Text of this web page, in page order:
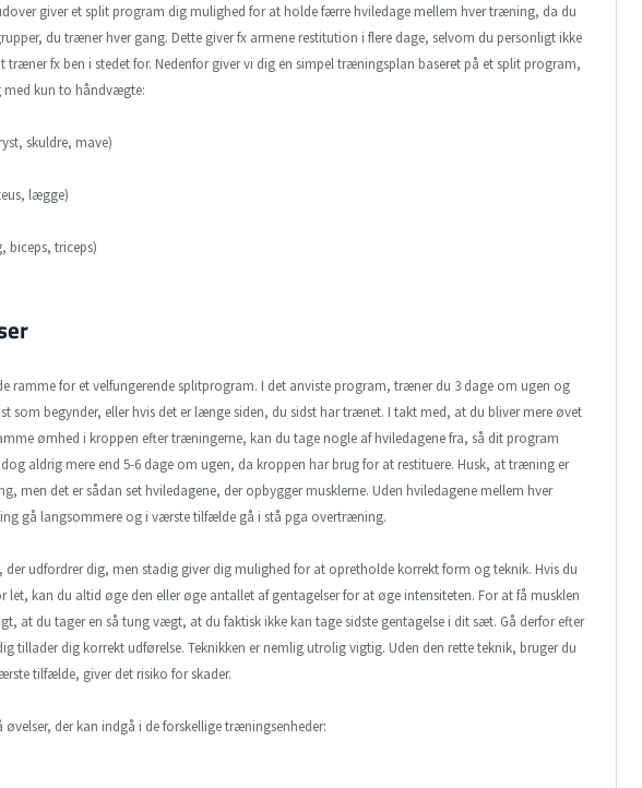
giver et split program dig mulighed for at holde færre hviledage mellem hver træning, da du
du træner hver gang. Dette giver fx armene restitution i flere dage, selvom du personligt ikke
fx ben i stedet for. Nedenfor giver vi dig en simpel træningsplan baseret på et split program,
med kun to håndvægte:
skuldre, mave)
lægge)
biceps, triceps)
ramme for et velfungerende splitprogram. I det anviste program, træner du 3 dage om ugen og
som begynder, eller hvis det er længe siden, du sidst har trænet. I takt med, at du bliver mere øvet
ømhed i kroppen efter træningerne, kan du tage nogle af hviledagene fra, så dit program
aldrig mere end 5-6 dage om ugen, da kroppen har brug for at restituere. Husk, at træning er
men det er sådan set hviledagene, der opbygger musklerne. Uden hviledagene mellem hver
gå langsommere og i værste tilfælde gå i stå pga overtræning.
udfordrer dig, men stadig giver dig mulighed for at opretholde korrekt form og teknik. Hvis du
let, kan du altid øge den eller øge antallet af gentagelser for at øge intensiteten. For at få musklen
at du tager en så tung vægt, at du faktisk ikke kan tage sidste gentagelse i dit sæt. Gå derfor efter
tillader dig korrekt udførelse. Teknikken er nemlig utrolig vigtig. Uden den rette teknik, bruger du
tilfælde, giver det risiko for skader.
øvelser, der kan indgå i de forskellige træningsenheder: